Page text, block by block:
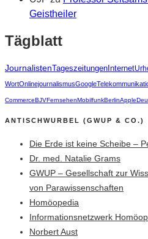
Geistheiler
Tägblatt
JournalistenTageszeitungen Internet
WortOnlinejournalismusGoogle
CommerceBJVFernsehenMobilfunkBerlinApple
ANTISCHWURBEL (GWUP & CO.)
Die Erde ist keine Scheibe –
Dr. med. Natalie Grams
GWUP – Gesellschaft zur
von Parawissenschaften
Homöopedia
Informationsnetzwerk
Norbert Aust